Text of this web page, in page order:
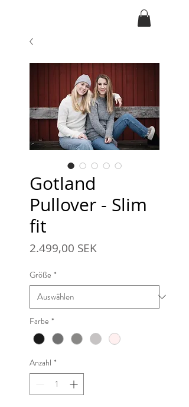
Gotland
Pullover - Slim
fit
2.499,00 SEK
Größe *
Farbe *
Anzahl *